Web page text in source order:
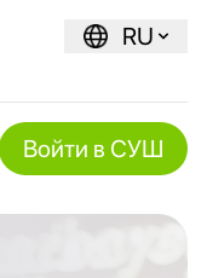
RU
Войти в СУШ